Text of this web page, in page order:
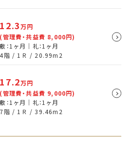
12.3万円
(管理費・共益費 8,000円)
敷：1ヶ月｜礼：1ヶ月
4階 / 1Ｒ / 20.99m 2
17.2万円
(管理費・共益費 9,000円)
敷：1ヶ月｜礼：1ヶ月
7階 / 1Ｒ /39.46m 2